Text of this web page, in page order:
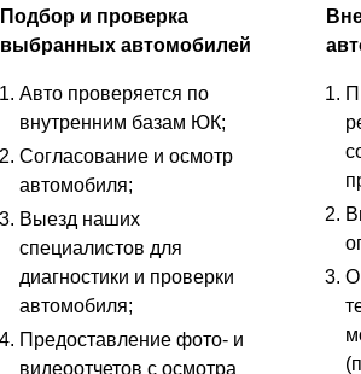
Подбор и проверка
выбранных автомобилей
Авто проверяется по
внутренним базам ЮК;
Согласование и осмотр
автомобиля;
Выезд наших
специалистов для
диагностики и проверки
автомобиля;
Предоставление фото- и
видеоотчетов с осмотра